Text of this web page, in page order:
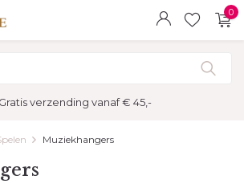
0
Gratis verzending vanaf € 45,-
Muziekhangers